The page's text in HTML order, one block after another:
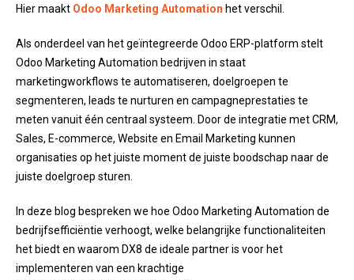
Hier maakt Odoo Marketing Automation het verschil.
Als onderdeel van het geïntegreerde Odoo ERP-platform stelt
Odoo Marketing Automation bedrijven in staat
marketingworkflows te automatiseren, doelgroepen te
segmenteren, leads te nurturen en campagneprestaties te
meten vanuit één centraal systeem. Door de integratie met CRM,
Sales, E-commerce, Website en Email Marketing kunnen
organisaties op het juiste moment de juiste boodschap naar de
juiste doelgroep sturen.
In deze blog bespreken we hoe Odoo Marketing Automation de
bedrijfsefficiëntie verhoogt, welke belangrijke functionaliteiten
het biedt en waarom DX8 de ideale partner is voor het
implementeren van een krachtige